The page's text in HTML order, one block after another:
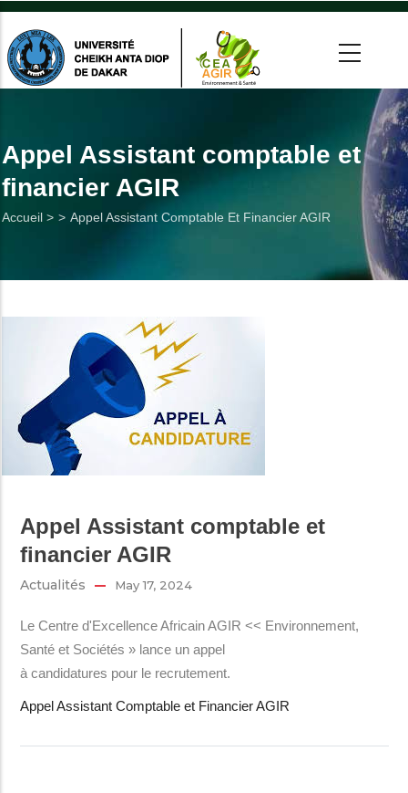
Aller
contenu
principal
Appel Assistant comptable et
financier AGIR
Fil
Accueil > Appel Assistant Comptable Et Financier AGIR
Appel Assistant comptable et
financier AGIR
Actualités May 17, 2024
Le Centre d'Excellence Africain AGIR << Environnement,
Santé et Sociétés » lance un appel
à candidatures pour le recrutement.
Appel Assistant Comptable et Financier AGIR